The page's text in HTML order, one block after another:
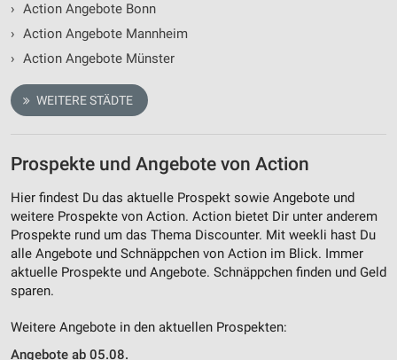
› Action Angebote Bonn
› Action Angebote Mannheim
› Action Angebote Münster
WEITERE STÄDTE
Prospekte und Angebote von Action
Hier findest Du das aktuelle Prospekt sowie Angebote und
weitere Prospekte von Action. Action bietet Dir unter anderem
Prospekte rund um das Thema Discounter. Mit weekli hast Du
alle Angebote und Schnäppchen von Action im Blick. Immer
aktuelle Prospekte und Angebote. Schnäppchen finden und Geld
sparen.
Weitere Angebote in den aktuellen Prospekten:
Angebote ab 05.08.